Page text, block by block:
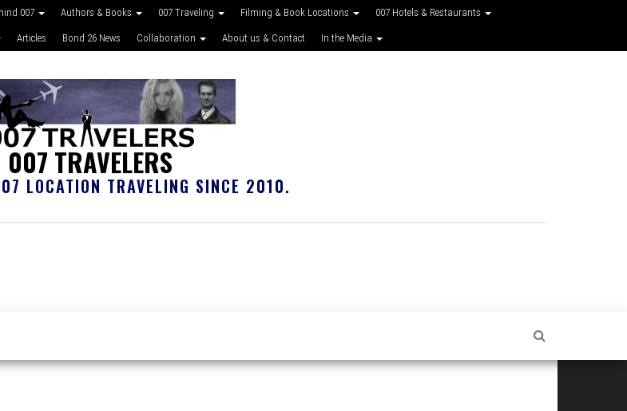
007 Authors & Books 007 Traveling Filming & Book Locations 007 Hotels & Restaurants
Articles Bond 26 News Collaboration About us & Contact In the Media
007 TRAVELERS
LOCATION TRAVELING SINCE 2010.